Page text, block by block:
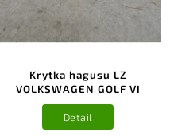
Krytka hagusu LZ
VOLKSWAGEN GOLF VI
Detail